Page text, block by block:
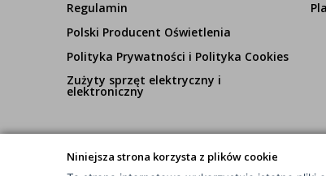
Niniejsza strona korzysta z plików cookie
Regulamin
Polski Producent Oświetlenia
Polityka Prywatności i Polityka Cookies
Zużyty sprzęt elektryczny i
elektroniczny